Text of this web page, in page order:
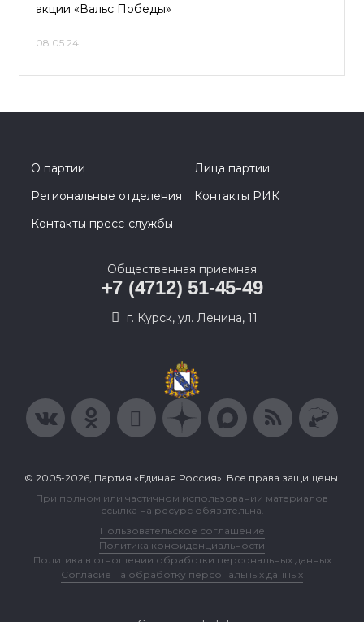
акции «Вальс Победы»
08.05.24
О партии
Лица партии
Региональные отделения
Контакты РИК
Контакты пресс-службы
Общественная приемная
+7 (4712) 51-45-49
г. Курск, ул. Ленина, 11
© 2005-2026, Партия «Единая Россия». Все права защищены.
При полном или частичном использовании материалов
ссылка на ресурс обязательна.
Пользовательское соглашение
Политика конфиденциальности
Политика в отношении обработки персональных данных
Согласие на обработку персональных данных